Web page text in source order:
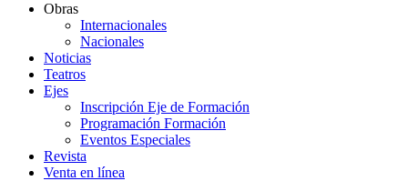
Obras
Internacionales
Nacionales
Noticias
Teatros
Ejes
Inscripción Eje de Formación
Programación Formación
Eventos Especiales
Revista
Venta en línea